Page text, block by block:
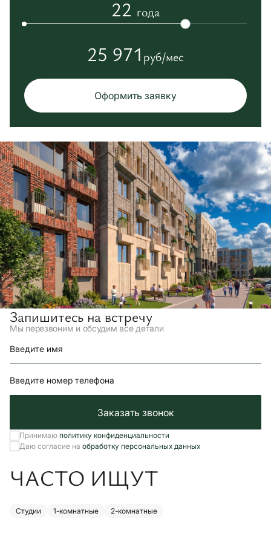
22 года
25 971 руб/мес
Оформить заявку
Запишитесь на встречу
Мы перезвоним и обсудим все детали
Введите имя
Введите номер телефона
Заказать звонок
Принимаю политику конфиденциальности
Даю согласие на обработку персональных данных
ЧАСТО ИЩУТ
Студии 1-комнатные 2-комнатные